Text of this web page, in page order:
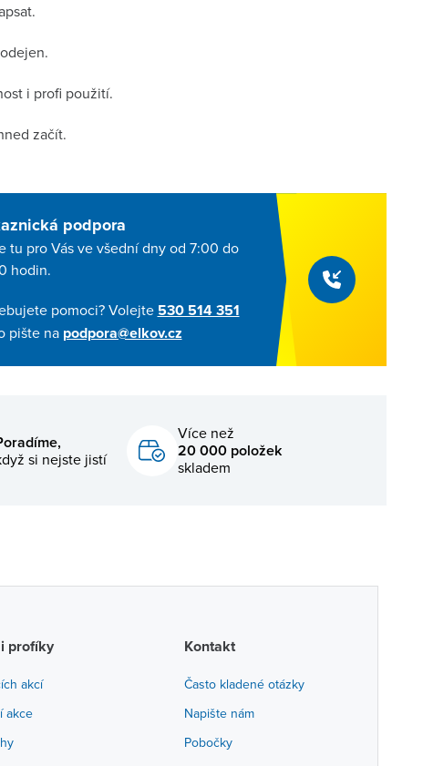
i profi použití.
začít.
podpora
tu pro Vás ve všední dny od 7:00 do
hodin.
pomoci? Volejte 530 514 351
pište na podpora@elkov.cz
si nejste jistí
Více než
20 000 položek
skladem
profíky
akcí
akce
Kontakt
Často kladené otázky
Napište nám
Pobočky